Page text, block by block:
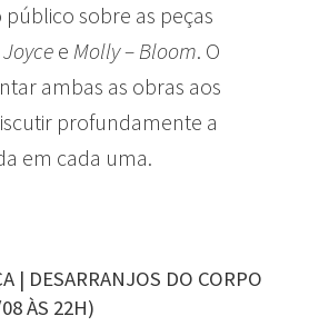
sobre as peças
e Molly – Bloom. O
ambas as obras aos
profundamente a
em cada uma.
| DESARRANJOS DO CORPO
ÀS 22H)